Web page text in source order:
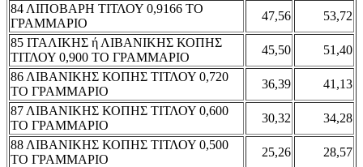
84 ΛΙΠΟΒΑΡΗ ΤΙΤΛΟΥ 0,9166 ΤΟ
ΓΡΑΜΜΑΡΙΟ
47,56
53,72
85 ΙΤΑΛΙΚΗΣ ή ΛΙΒΑΝΙΚΗΣ ΚΟΠΗΣ
ΤΙΤΛΟΥ 0,900 ΤΟ ΓΡΑΜΜΑΡΙΟ
45,50
51,40
86 ΛΙΒΑΝΙΚΗΣ ΚΟΠΗΣ ΤΙΤΛΟΥ 0,720
ΤΟ ΓΡΑΜΜΑΡΙΟ
36,39
41,13
87 ΛΙΒΑΝΙΚΗΣ ΚΟΠΗΣ ΤΙΤΛΟΥ 0,600
ΤΟ ΓΡΑΜΜΑΡΙΟ
30,32
34,28
88 ΛΙΒΑΝΙΚΗΣ ΚΟΠΗΣ ΤΙΤΛΟΥ 0,500
ΤΟ ΓΡΑΜΜΑΡΙΟ
25,26 28,57